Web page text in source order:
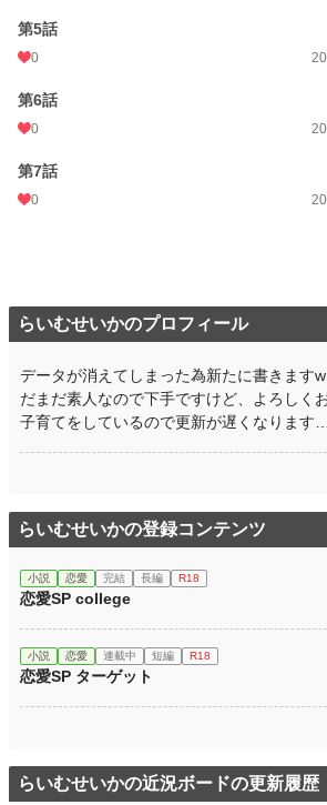
週間ポイント
年間ポイント
第5話
0
第6話
0
第7話
0
らいむせいかのプロフィール
データが消えてしまった為新たに書きます
だまだ素人なので下手ですけど、よろしく
子育てをしているので更新が遅くなります…
らいむせいかの登録コンテンツ
小説 恋愛 完結 長編 R18
恋愛SP college
小説 恋愛 連載中 短編 R18
恋愛SP ターゲット
らいむせいかの近況ボードの更新履歴